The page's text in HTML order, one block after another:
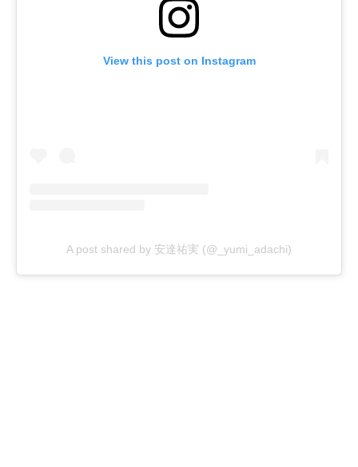
View this post on Instagram
A post shared by 安達祐実 (@_yumi_adachi)